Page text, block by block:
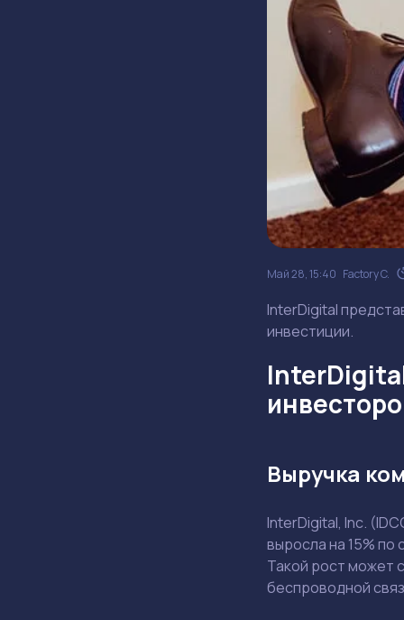
Май 28, 15:40 Factory C.
InterDigital
инвестиции.
Выручка
InterDigital, Inc.
выросла на 15%
Такой рост может
беспроводной